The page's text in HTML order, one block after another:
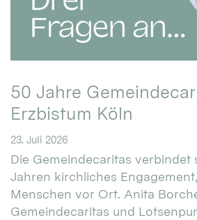
50 Jahre
Erzbistum Köln
23. Juli 2026
Die Gemeindecaritas verbindet
Jahren kirchliches
Menschen vor Ort. Anita
Gemeindecaritas und